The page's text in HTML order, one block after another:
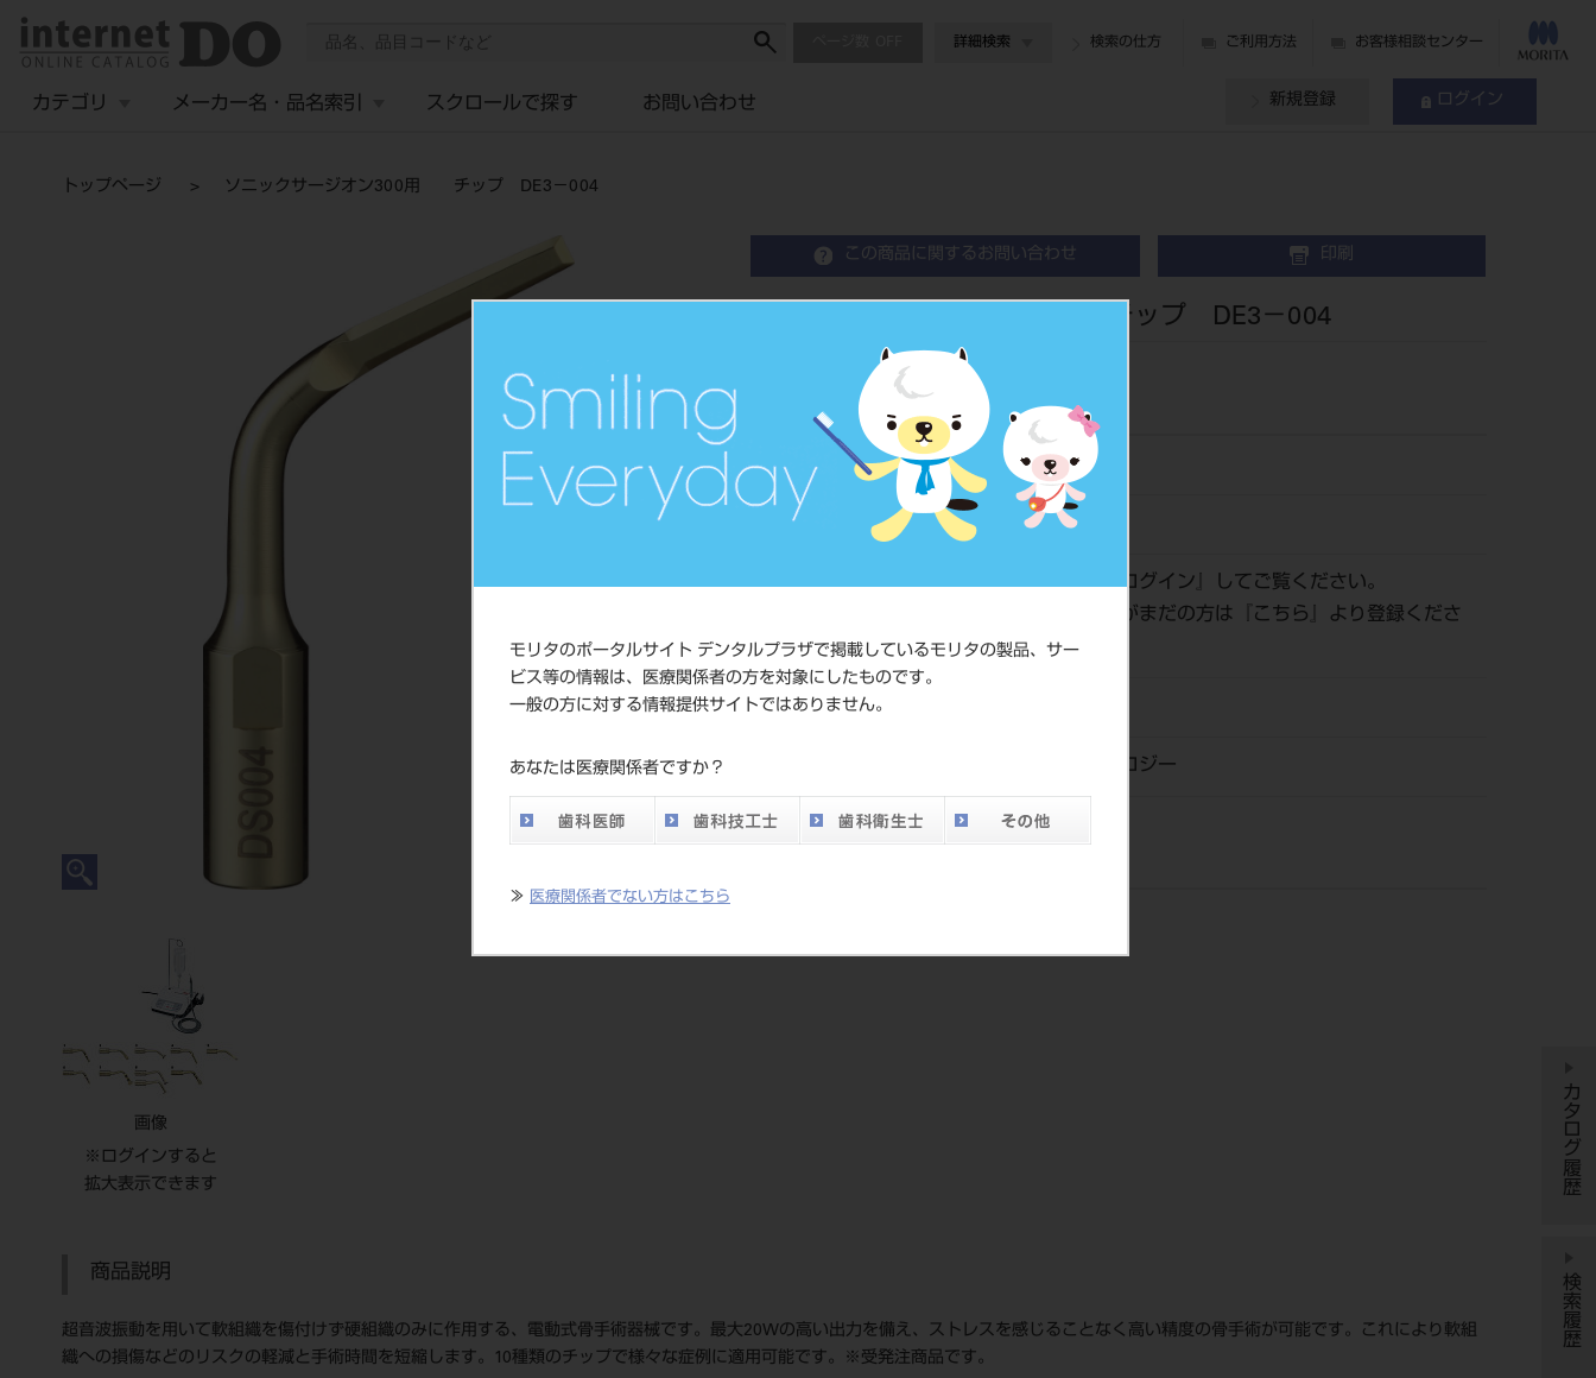
モリタのポータルサイト デンタルプラザで掲載しているモリタの製品、サー
ビス等の情報は、医療関係者の方を対象にしたものです。
一般の方に対する情報提供サイトではありません。
あなたは医療関係者ですか？
≫ 医療関係者でない方はこちら
詳細検索 検索の仕方 ご利用方法 お客様相談センター
カテゴリ メーカー名・品名索引 スクロールで探す お問い合わせ 新規登録 ログイン
トップページ ソニックサージオン300用 チップ DE3－004
この商品に関するお問い合わせ 印刷
ソニックサージオン300用 チップ DE3－004
Electric Surgical Device
電動式骨手術器械
品目コード 206780323
JAN/EANコード 4560236216911
価格の確認は『ログイン 』してご覧ください。
ネット会員登録がまだの方は『
こちら
』より登録くださ
い。
発売日
ドンイルテクノロジー
DO vol.26 掲載ペー
405
画像
※ログインすると
拡大表示できます
商品説明
超音波振動を用いて軟組織を傷付けず硬組織のみに作用する、電動式骨手術器械です。最大20Wの高い出力を備え、ストレスを感じることなく高い精度の骨手術が可能です。これにより軟組
織への損傷などのリスクの軽減と手術時間を短縮します。10種類のチップで様々な症例に適用可能です。※受発注商品です。
カタログ履歴
検索履歴